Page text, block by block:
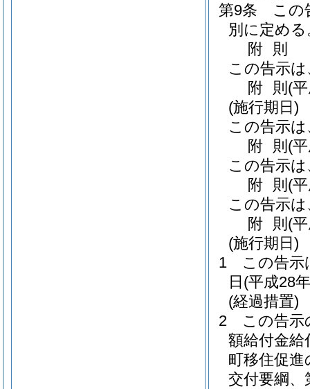
第9条
この
別に定める
附 則
この告示
附 則 (
(施行期日)
この告示
附 則 (
この告示
附 則 (
この告示
附 則 (
(施行期日)
1
この告示
日 (平成28
(経過措置)
2
この告示
額給付金給
町移住促
交付要綱